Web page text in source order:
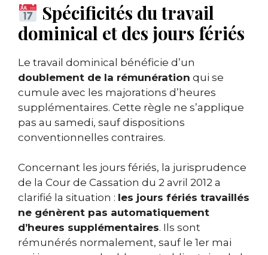
Spécificités du travail
dominical et des jours fériés
Le travail dominical bénéficie d’un
doublement de la rémunération qui se
cumule avec les majorations d’heures
supplémentaires. Cette règle ne s’applique
pas au samedi, sauf dispositions
conventionnelles contraires.
Concernant les jours fériés, la jurisprudence
de la Cour de Cassation du 2 avril 2012 a
clarifié la situation : les jours fériés travaillés
ne génèrent pas automatiquement
d’heures supplémentaires. Ils sont
rémunérés normalement, sauf le 1er mai